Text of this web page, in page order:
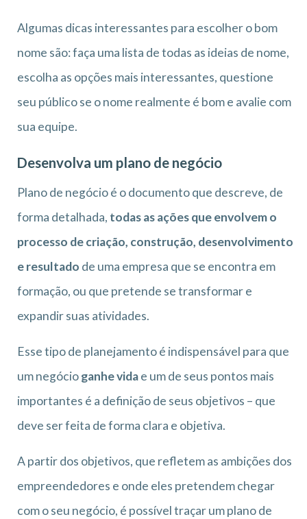
Algumas dicas interessantes para escolher o bom
nome são: faça uma lista de todas as ideias de nome,
escolha as opções mais interessantes, questione
seu público se o nome realmente é bom e avalie com
sua equipe.
Desenvolva um plano de negócio
Plano de negócio é o documento que descreve, de
forma detalhada, todas as ações que envolvem o
processo de criação, construção, desenvolvimento
e resultado de uma empresa que se encontra em
formação, ou que pretende se transformar e
expandir suas atividades.
Esse tipo de planejamento é indispensável para que
um negócioganhe vidae um de seus pontos mais
importantes é a definição de seus objetivos – que
deve ser feita de forma clara e objetiva.
A partir dos objetivos, que refletem as ambições dos
empreendedores e onde eles pretendem chegar
com o seu negócio, é possível traçar um plano de